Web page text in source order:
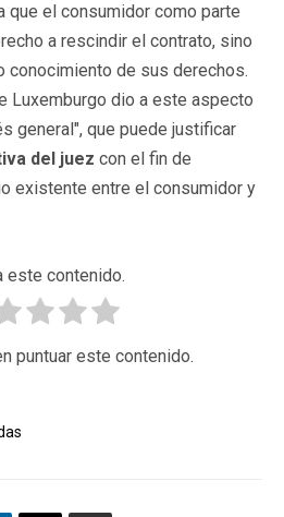
que el consumidor como parte
a rescindir el contrato, sino
conocimiento de sus derechos.
Luxemburgo dio a este aspecto
general", que puede justificar
del juez con el fin de
existente entre el consumidor y
este contenido.
puntuar este contenido.